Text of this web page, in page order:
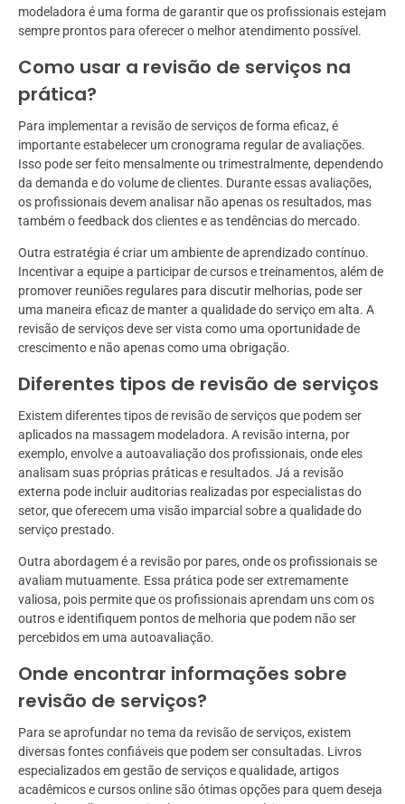
modeladora é uma forma de garantir que os profissionais estejam
sempre prontos para oferecer o melhor atendimento possível.
Como usar a revisão de serviços na
prática?
Para implementar a revisão de serviços de forma eficaz, é
importante estabelecer um cronograma regular de avaliações.
Isso pode ser feito mensalmente ou trimestralmente, dependendo
da demanda e do volume de clientes. Durante essas avaliações,
os profissionais devem analisar não apenas os resultados, mas
também o feedback dos clientes e as tendências do mercado.
Outra estratégia é criar um ambiente de aprendizado contínuo.
Incentivar a equipe a participar de cursos e treinamentos, além de
promover reuniões regulares para discutir melhorias, pode ser
uma maneira eficaz de manter a qualidade do serviço em alta. A
revisão de serviços deve ser vista como uma oportunidade de
crescimento e não apenas como uma obrigação.
Diferentes tipos de revisão de serviços
Existem diferentes tipos de revisão de serviços que podem ser
aplicados na massagem modeladora. A revisão interna, por
exemplo, envolve a autoavaliação dos profissionais, onde eles
analisam suas próprias práticas e resultados. Já a revisão
externa pode incluir auditorias realizadas por especialistas do
setor, que oferecem uma visão imparcial sobre a qualidade do
serviço prestado.
Outra abordagem é a revisão por pares, onde os profissionais se
avaliam mutuamente. Essa prática pode ser extremamente
valiosa, pois permite que os profissionais aprendam uns com os
outros e identifiquem pontos de melhoria que podem não ser
percebidos em uma autoavaliação.
Onde encontrar informações sobre
revisão de serviços?
Para se aprofundar no tema da revisão de serviços, existem
diversas fontes confiáveis que podem ser consultadas. Livros
especializados em gestão de serviços e qualidade, artigos
acadêmicos e cursos online são ótimas opções para quem deseja